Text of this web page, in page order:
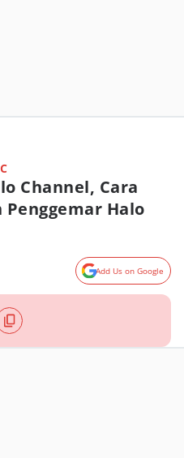
Channel, Cara
Halo
Add Us on Google